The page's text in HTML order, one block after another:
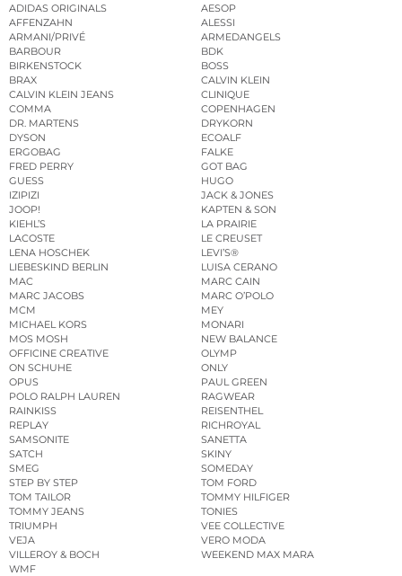
ADIDAS ORIGINALS
AESOP
AFFENZAHN
ALESSI
ARMANI/PRIVÉ
ARMEDANGELS
BARBOUR
BDK
BIRKENSTOCK
BOSS
BRAX
CALVIN KLEIN
CALVIN KLEIN JEANS
CLINIQUE
COMMA
COPENHAGEN
DR. MARTENS
DRYKORN
DYSON
ECOALF
ERGOBAG
FALKE
FRED PERRY
GOT BAG
GUESS
HUGO
IZIPIZI
JACK & JONES
JOOP!
KAPTEN & SON
KIEHL’S
LA PRAIRIE
LACOSTE
LE CREUSET
LENA HOSCHEK
LEVI’S®
LIEBESKIND BERLIN
LUISA CERANO
MAC
MARC CAIN
MARC JACOBS
MARC O’POLO
MCM
MEY
MICHAEL KORS
MONARI
MOS MOSH
NEW BALANCE
OFFICINE CREATIVE
OLYMP
ON SCHUHE
ONLY
OPUS
PAUL GREEN
POLO RALPH LAUREN
RAGWEAR
RAINKISS
REISENTHEL
REPLAY
RICHROYAL
SAMSONITE
SANETTA
SATCH
SKINY
SMEG
SOMEDAY
STEP BY STEP
TOM FORD
TOM TAILOR
TOMMY HILFIGER
TOMMY JEANS
TONIES
TRIUMPH
VEE COLLECTIVE
VEJA
VERO MODA
VILLEROY & BOCH
WEEKEND MAX MARA
WMF